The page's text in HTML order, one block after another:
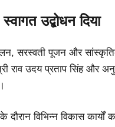
उद्बोधन दिया
सरस्वती पूजन और
राव उदय प्रताप सिंह और
दौरान विभिन्न विकास